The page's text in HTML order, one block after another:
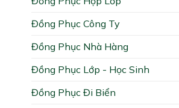
Đồng Phục Công Ty
Đồng Phục Nhà Hàng
Đồng Phục Lớp - Học Sinh
Đồng Phục Đi Biển